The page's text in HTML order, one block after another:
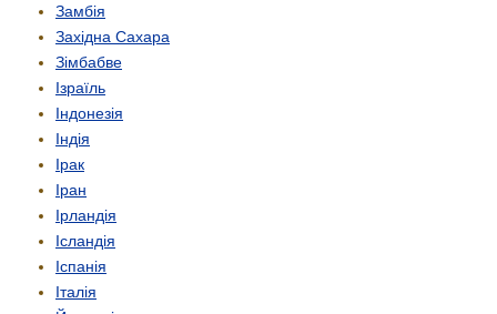
Замбія
Західна Сахара
Зімбабве
Ізраїль
Індонезія
Індія
Ірак
Іран
Ірландія
Ісландія
Іспанія
Італія